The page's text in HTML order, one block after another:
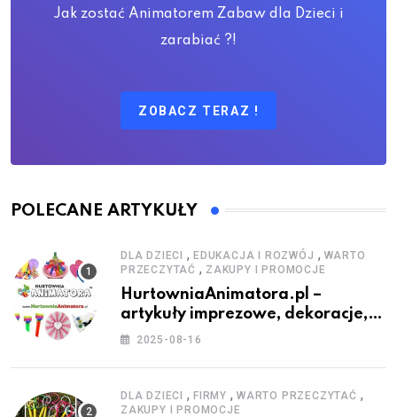
Jak zostać Animatorem Zabaw dla Dzieci i
zarabiać ?!
ZOBACZ TERAZ !
POLECANE ARTYKUŁY
DLA DZIECI , EDUKACJA I ROZWÓJ , WARTO
PRZECZYTAĆ , ZAKUPY I PROMOCJE
HurtowniaAnimatora.pl –
artykuły imprezowe, dekoracje,
stroje i akcesoria dla animatorów
2025-08-16
DLA DZIECI , FIRMY , WARTO PRZECZYTAĆ ,
ZAKUPY I PROMOCJE